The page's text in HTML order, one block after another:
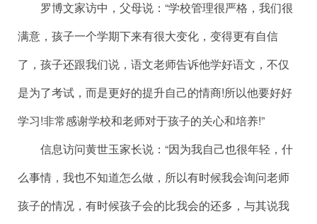
罗博文家访中，父母说：“学校管理很严格，我们很
满意，孩子一个学期下来有很大变化，变得更有自信
了，孩子还跟我们说，语文老师告诉他学好语文，不仅
是为了考试，而是更好的提升自己的情商!所以他要好好
学习!非常感谢学校和老师对于孩子的关心和培养!”
信息访问黄世玉家长说：“因为我自己也很年轻，什
么事情，我也不知道怎么做，所以有时候我会询问老师
孩子的情况，有时候孩子会的比我会的还多，与其说我